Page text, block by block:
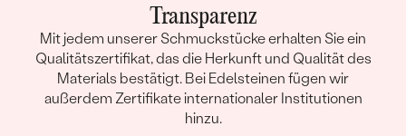
Transparenz
Mit jedem unserer Schmuckstücke erhalten Sie ein
Qualitätszertifikat, das die Herkunft und Qualität des
Materials bestätigt. Bei Edelsteinen fügen wir
außerdem Zertifikate internationaler Institutionen
hinzu.